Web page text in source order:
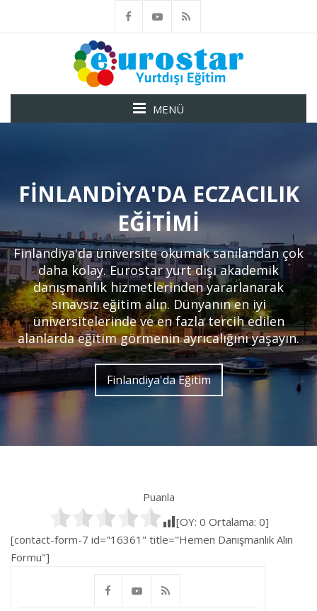
MENÜ
FINLANDIYA'DA ECZACILIK
EĞITIMI
Finlandiya'da üniversite okumak sanılandan çok
daha kolay. Eurostar yurt dışı akademik
danışmanlık hizmetlerinden yararlanarak
sınavsız eğitim alın. Dünyanın en iyi
üniversitelerinde ve en fazla tercih edilen
alanlarda eğitim görmenin ayrıcalığını yaşayın.
Finlandiya'da Eğitim
Puanla
[OY: 0 Ortalama: 0]
[contact-form-7 id="16361" title="Hemen Danışmanlık Alın
Formu"]